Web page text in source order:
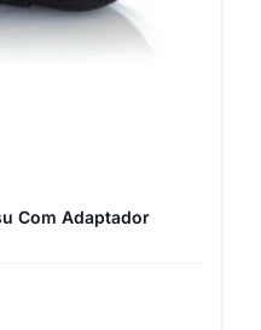
Com Adaptador